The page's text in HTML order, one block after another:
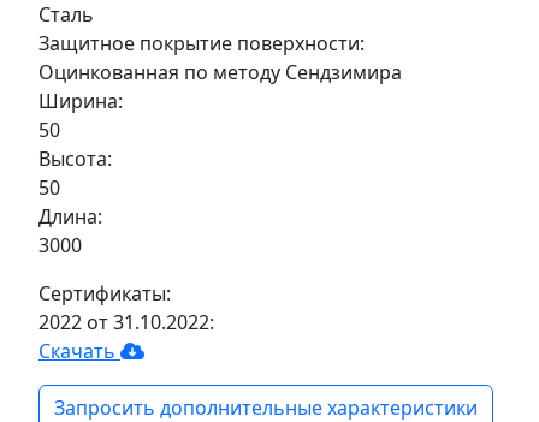
Сталь
Защитное покрытие поверхности:
Оцинкованная по методу Сендзимира
Ширина:
50
Высота:
50
Длина:
3000
Сертификаты:
2022 от 31.10.2022:
Скачать
Запросить дополнительные характеристики